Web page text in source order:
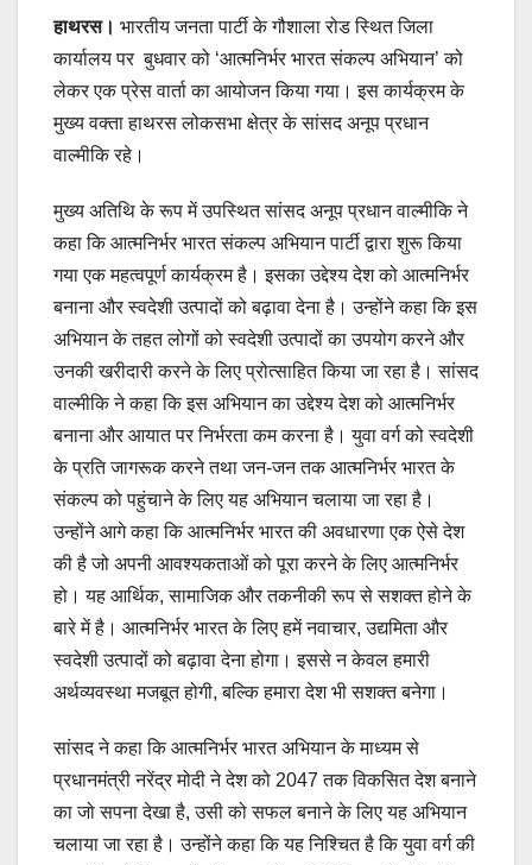
हाथरस। भारतीय जनता पार्टी के गौशाला रोड स्थित जिला
कार्यालय पर बुधवार को ‘आत्मनिर्भर भारत संकल्प अभियान’ को
लेकर एक प्रेस वार्ता का आयोजन किया गया। इस कार्यक्रम के
मुख्य वक्ता हाथरस लोकसभा क्षेत्र के सांसद अनूप प्रधान
वाल्मीकि रहे।
मुख्य अतिथि के रूप में उपस्थित सांसद अनूप प्रधान वाल्मीकि ने
कहा कि आत्मनिर्भर भारत संकल्प अभियान पार्टी द्वारा शुरू किया
गया एक महत्वपूर्ण कार्यक्रम है। इसका उद्देश्य देश को आत्मनिर्भर
बनाना और स्वदेशी उत्पादों को बढ़ावा देना है। उन्होंने कहा कि इस
अभियान के तहत लोगों को स्वदेशी उत्पादों का उपयोग करने और
उनकी खरीदारी करने के लिए प्रोत्साहित किया जा रहा है। सांसद
वाल्मीकि ने कहा कि इस अभियान का उद्देश्य देश को आत्मनिर्भर
बनाना और आयात पर निर्भरता कम करना है। युवा वर्ग को स्वदेशी
के प्रति जागरूक करने तथा जन-जन तक आत्मनिर्भर भारत के
संकल्प को पहुंचाने के लिए यह अभियान चलाया जा रहा है।
उन्होंने आगे कहा कि आत्मनिर्भर भारत की अवधारणा एक ऐसे देश
की है जो अपनी आवश्यकताओं को पूरा करने के लिए आत्मनिर्भर
हो। यह आर्थिक, सामाजिक और तकनीकी रूप से सशक्त होने के
बारे में है। आत्मनिर्भर भारत के लिए हमें नवाचार, उद्यमिता और
स्वदेशी उत्पादों को बढ़ावा देना होगा। इससे न केवल हमारी
अर्थव्यवस्था मजबूत होगी, बल्कि हमारा देश भी सशक्त बनेगा।
सांसद ने कहा कि आत्मनिर्भर भारत अभियान के माध्यम से
प्रधानमंत्री नरेंद्र मोदी ने देश को 2047 तक विकसित देश बनाने
का जो सपना देखा है, उसी को सफल बनाने के लिए यह अभियान
चलाया जा रहा है। उन्होंने कहा कि यह निश्चित है कि युवा वर्ग की